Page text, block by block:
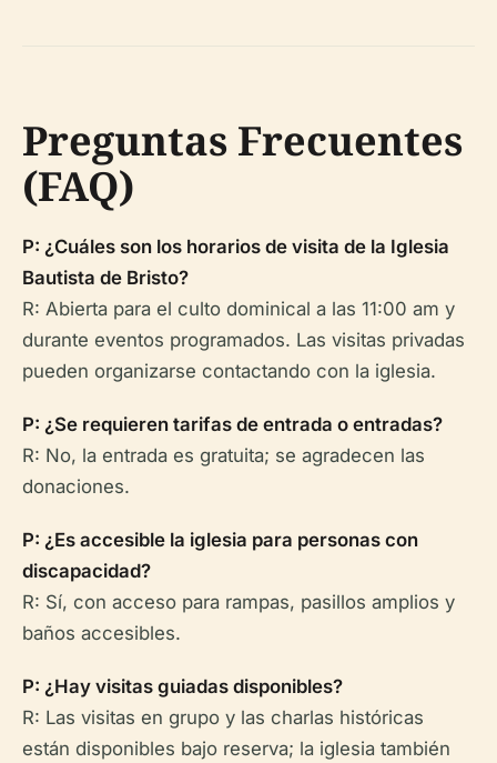
Preguntas Frecuentes
(FAQ)
P: ¿Cuáles son los horarios de visita de la Iglesia
Bautista de Bristo?
R: Abierta para el culto dominical a las 11:00 am y
durante eventos programados. Las visitas privadas
pueden organizarse contactando con la iglesia.
P: ¿Se requieren tarifas de entrada o entradas?
R: No, la entrada es gratuita; se agradecen las
donaciones.
P: ¿Es accesible la iglesia para personas con
discapacidad?
R: Sí, con acceso para rampas, pasillos amplios y
baños accesibles.
P: ¿Hay visitas guiadas disponibles?
R: Las visitas en grupo y las charlas históricas
están disponibles bajo reserva; la iglesia también